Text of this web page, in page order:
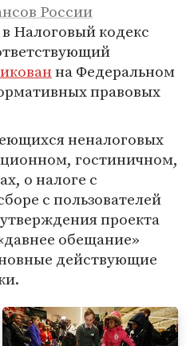
России
Налоговый кодекс
на Федеральном
правовых
неналоговых
гостиничном,
о налоге с
с пользователей
проекта
обещание»
действующие